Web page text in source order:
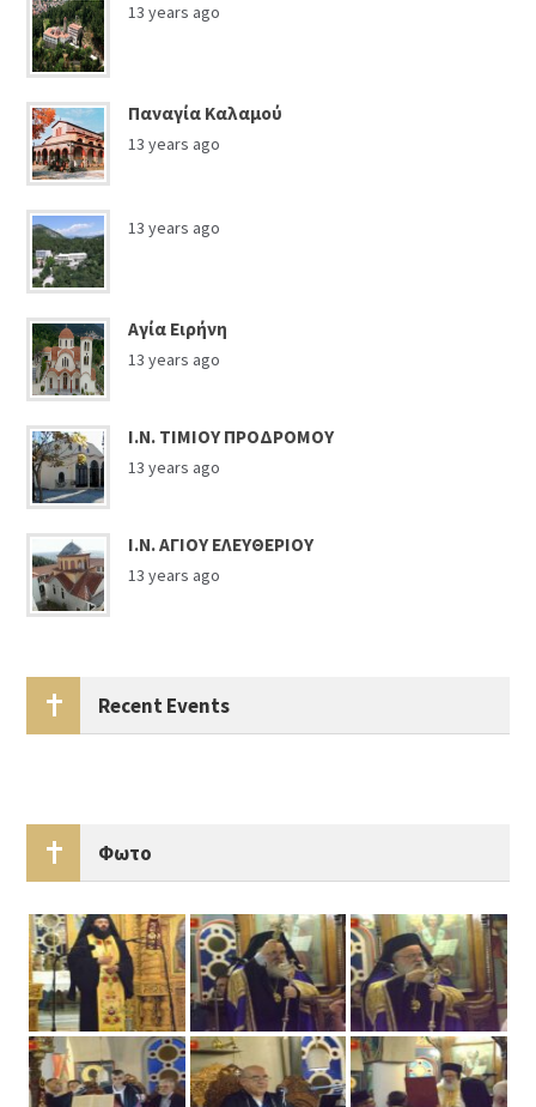
13 years ago
Παναγία Καλαμού
13 years ago
13 years ago
Αγία Ειρήνη
13 years ago
Ι.Ν. ΤΙΜΙΟΥ ΠΡΟΔΡΟΜΟΥ
13 years ago
Ι.Ν. ΑΓΙΟΥ ΕΛΕΥΘΕΡΙΟΥ
13 years ago
Recent Events
Φωτο